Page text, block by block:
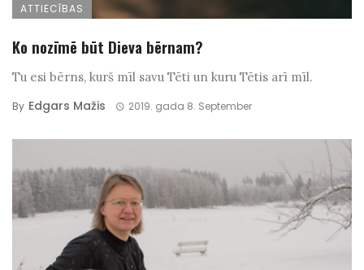
ATTIECĪBAS
Ko nozīmē būt Dieva bērnam?
Tu esi bērns, kurš mīl savu Tēti un kuru Tētis arī mīl.
By Edgars Mažis 2019. gada 8. September